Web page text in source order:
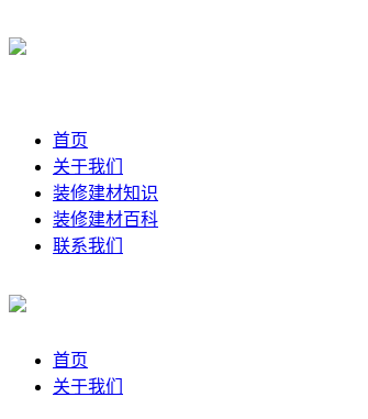
首页
关于我们
装修建材知识
装修建材百科
联系我们
首页
关于我们